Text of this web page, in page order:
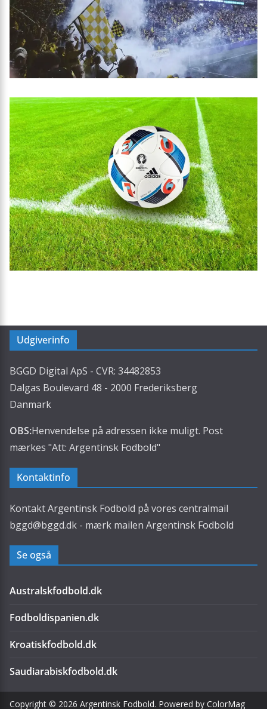
Udgiverinfo
BGGD Digital ApS - CVR: 34482853
Dalgas Boulevard 48 - 2000 Frederiksberg
Danmark
OBS:Henvendelse på adressen ikke muligt. Post
mærkes "Att: Argentinsk Fodbold"
Kontaktinfo
Kontakt Argentinsk Fodbold på vores centralmail
bggd@bggd.dk - mærk mailen Argentinsk Fodbold
Se også
Australskfodbold.dk
Fodboldispanien.dk
Kroatiskfodbold.dk
Saudiarabiskfodbold.dk
Copyright © 2026 Argentinsk Fodbold. Powered by ColorMag